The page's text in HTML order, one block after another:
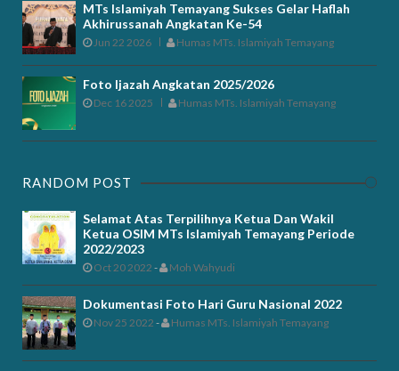
MTs Islamiyah Temayang Sukses Gelar Haflah
Akhirussanah Angkatan Ke-54
Jun 22 2026 Humas MTs. Islamiyah Temayang
Foto Ijazah Angkatan 2025/2026
Dec 16 2025 Humas MTs. Islamiyah Temayang
RANDOM POST
Selamat Atas Terpilihnya Ketua Dan Wakil
Ketua OSIM MTs Islamiyah Temayang Periode
2022/2023
Oct 20 2022 - Moh Wahyudi
Dokumentasi Foto Hari Guru Nasional 2022
Nov 25 2022 - Humas MTs. Islamiyah Temayang